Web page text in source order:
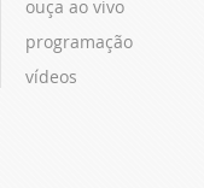
ouça ao vivo
programação
vídeos